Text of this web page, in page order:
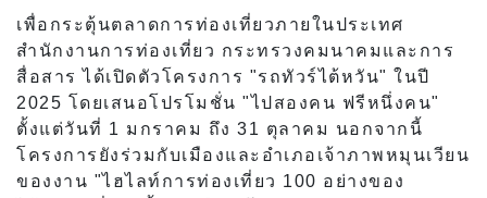
เพื่อกระตุ้นตลาดการท่องเที่ยวภายในประเทศ
สำนักงานการท่องเที่ยว กระทรวงคมนาคมและการ
สื่อสาร ได้เปิดตัวโครงการ "รถทัวร์ไต้หวัน" ในปี
2025 โดยเสนอโปรโมชั่น "ไปสองคน ฟรีหนึ่งคน"
ตั้งแต่วันที่ 1 มกราคม ถึง 31 ตุลาคม นอกจากนี้
โครงการยังร่วมกับเมืองและอำเภอเจ้าภาพหมุนเวียน
ของงาน "ไฮไลท์การท่องเที่ยว 100 อย่างของ